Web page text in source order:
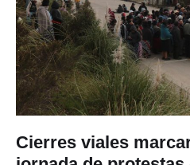
Cierres viales